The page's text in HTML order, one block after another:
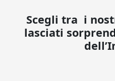
Scegli tra i
lasciati